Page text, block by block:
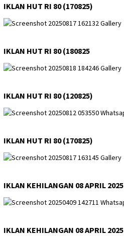
IKLAN HUT RI 80 (170825)
IKLAN HUT RI 80 (180825
IKLAN HUT RI 80 (120825)
IKLAN HUT RI 80 (170825)
IKLAN KEHILANGAN 08 APRIL 2025
IKLAN KEHILANGAN 08 APRIL 2025